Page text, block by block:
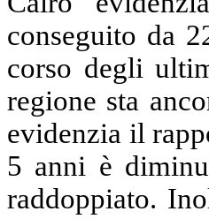
conseguito da
corso degli
regione sta
evidenzia il
5 anni è
raddoppiato.